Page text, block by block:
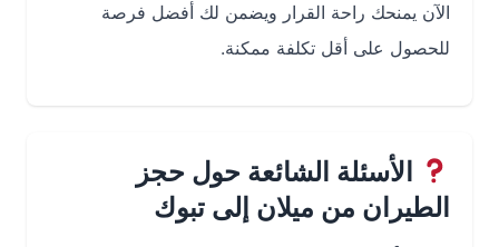
الآن يمنحك راحة القرار ويضمن لك أفضل فرصة
للحصول على أقل تكلفة ممكنة.
الأسئلة الشائعة حول حجز
الطيران من ميلان إلى تبوك